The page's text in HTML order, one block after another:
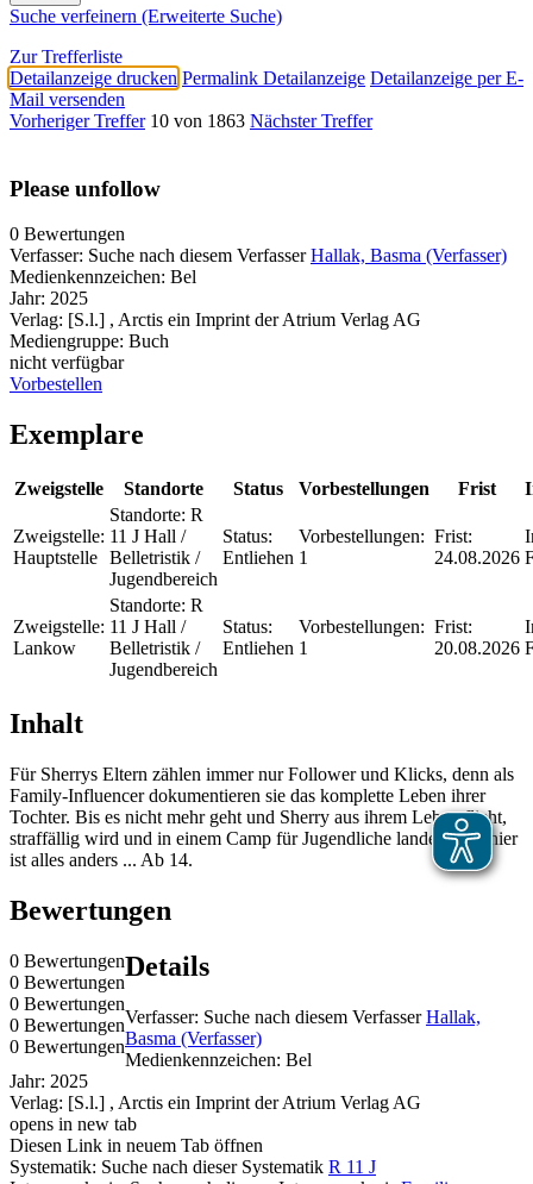
Suche verfeinern (Erweiterte Suche)
Zur Trefferliste
Detailanzeige drucken Permalink Detailanzeige Detailanzeige per E-
Mail versenden
Vorheriger Treffer 10 von 1863 Nächster Treffer
Please unfollow
0 Bewertungen
Verfasser: Suche nach diesem Verfasser Hallak, Basma (Verfasser)
Medienkennzeichen: Bel
Jahr: 2025
Verlag: [S.l.] , Arctis ein Imprint der Atrium Verlag AG
Mediengruppe: Buch
nicht verfügbar
Vorbestellen
Exemplare
Zweigstelle Standorte Status Vorbestellungen Frist
Zweigstelle:
Hauptstelle
Standorte: R
11 J Hall /
Belletristik /
Jugendbereich
Status:
Entliehen
Vorbestellungen:
1
Frist:
24.08.2026
Zweigstelle:
Lankow
Standorte: R
11 J Hall /
Belletristik /
Jugendbereich
Status:
Entliehen
Vorbestellungen:
1
Frist:
20.08.2026
Inhalt
Für Sherrys Eltern zählen immer nur Follower und Klicks, denn als
Family-Influencer dokumentieren sie das komplette Leben ihrer
Tochter. Bis es nicht mehr geht und Sherry aus ihrem Leben flieht,
straffällig wird und in einem Camp für Jugendliche landet. Und hier
ist alles anders ... Ab 14.
Bewertungen
0 Bewertungen
0 Bewertungen
0 Bewertungen
0 Bewertungen
0 Bewertungen
Details
Verfasser: Suche nach diesem Verfasser Hallak,
Basma (Verfasser)
Medienkennzeichen: Bel
Jahr: 2025
Verlag: [S.l.] , Arctis ein Imprint der Atrium Verlag AG
opens in new tab
Diesen Link in neuem Tab öffnen
Systematik: Suche nach dieser Systematik R 11 J